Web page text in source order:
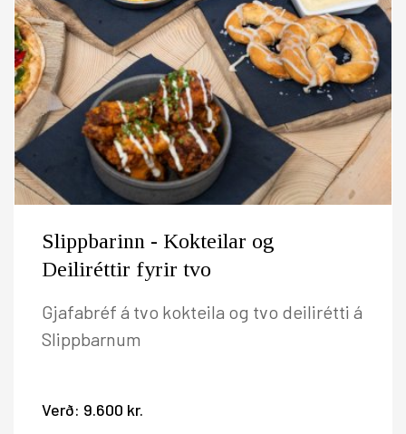
Slippbarinn - Kokteilar og
Deiliréttir fyrir tvo
Gjafabréf á tvo kokteila og tvo deilirétti á
Slippbarnum
Verð: 9.600 kr.